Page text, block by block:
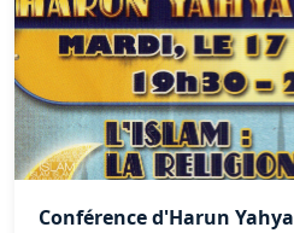
Conférence d'Harun Yahya